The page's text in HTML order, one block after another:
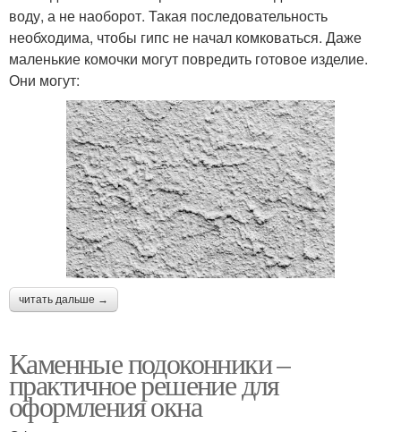
воду, а не наоборот. Такая последовательность
необходима, чтобы гипс не начал комковаться. Даже
маленькие комочки могут повредить готовое изделие.
Они могут:
читать дальше →
Каменные подоконники –
практичное решение для
оформления окна